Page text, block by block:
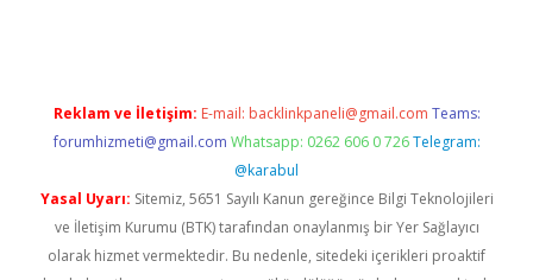
Reklam ve İletişim: E-mail: backlinkpaneli@gmail.com Teams:
forumhizmeti@gmail.com Whatsapp: 0262 606 0 726 Telegram:
@karabul
Yasal Uyarı: Sitemiz, 5651 Sayılı Kanun gereğince Bilgi Teknolojileri
ve İletişim Kurumu (BTK) tarafından onaylanmış bir Yer Sağlayıcı
olarak hizmet vermektedir. Bu nedenle, sitedeki içerikleri proaktif